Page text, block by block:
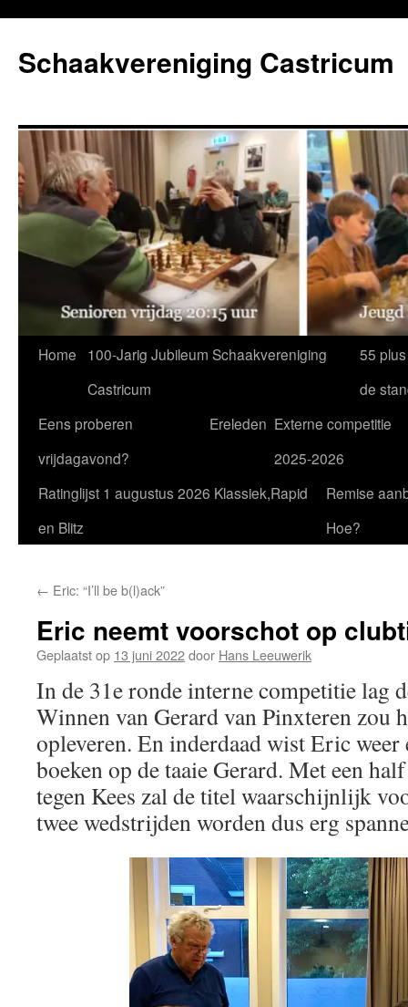
de
inhoud
Schaakvereniging Castricum
Home
100-Jarig Jubileum Schaakvereniging
Castricum
55
de
Eens proberen
vrijdagavond?
Ereleden Externe competitie
2025-2026
Ratinglijst 1 augustus 2026 Klassiek,Rapid
en Blitz
Remise
Hoe?
← Eric: “I’ll be b(l)ack”
Eric neemt voorschot op
Geplaatst op 13 juni 2022door Hans Leeuwerik
In de 31e ronde interne competitie lag
Winnen van Gerard van Pinxteren zou
opleveren. En inderdaad wist Eric
boeken op de taaie Gerard. Met een
tegen Kees zal de titel waarschijnlijk
twee wedstrijden worden dus erg